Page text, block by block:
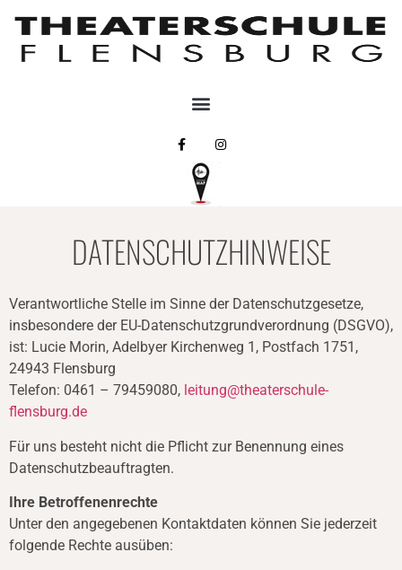
DATENSCHUTZHINWEISE
Verantwortliche Stelle im Sinne der Datenschutzgesetze,
insbesondere der EU-Datenschutzgrundverordnung (DSGVO),
ist: Lucie Morin, Adelbyer Kirchenweg 1, Postfach 1751,
24943 Flensburg
Telefon: 0461 – 79459080, leitung@theaterschule-
flensburg.de
Für uns besteht nicht die Pflicht zur Benennung eines
Datenschutzbeauftragten.
Ihre Betroffenenrechte
Unter den angegebenen Kontaktdaten können Sie jederzeit
folgende Rechte ausüben: